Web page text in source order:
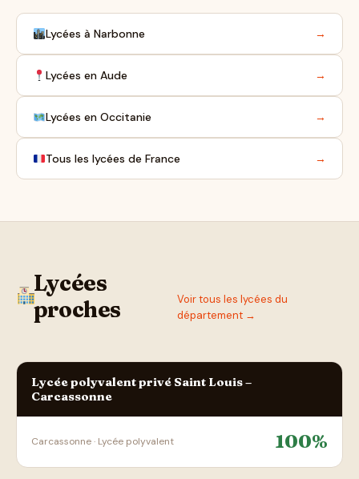
Lycées à Narbonne →
Lycées en Aude →
Lycées en Occitanie →
Tous les lycées de France →
Lycées
proches
Voir tous les lycées du
département →
Lycée polyvalent privé Saint Louis –
Carcassonne
Carcassonne · Lycée polyvalent 100%